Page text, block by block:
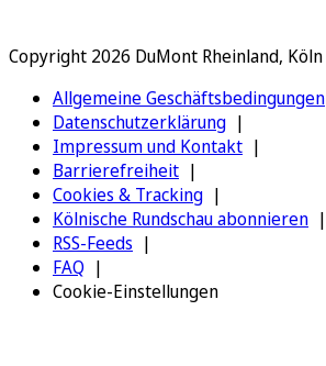
Copyright 2026 DuMont Rheinland, Köln
Allgemeine Geschäftsbedingungen
Datenschutzerklärung
Impressum und Kontakt
Barrierefreiheit
Cookies & Tracking
Kölnische Rundschau abonnieren
RSS-Feeds
FAQ
Cookie-Einstellungen